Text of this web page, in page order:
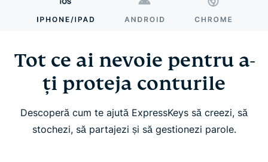
Tot ce ai nevoie pentru a-ți proteja conturile
De ce ExpressKeys?
Funcții inteligente, simplu de utilizat
Începe să folosești ExpressKeys
Tot ce ai nevoie pentru a-
ți proteja conturile
Descoperă cum te ajută ExpressKeys să creezi, să
stochezi, să partajezi și să gestionezi parole.